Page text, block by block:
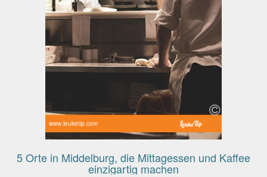
www.leuketip.com
5 Orte in Middelburg, die Mittagessen und Kaffee
einzigartig machen